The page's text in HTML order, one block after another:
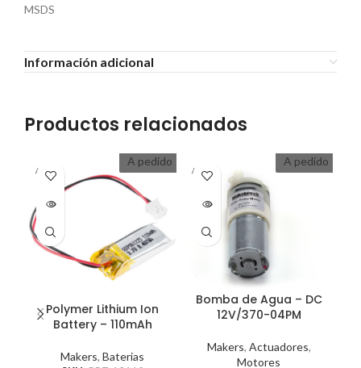
MSDS
Información adicional
Productos relacionados
A PEDI
DO
A pedido
Polymer Lithium Ion
Battery – 110mAh
Makers, Baterias
A PEDI
DO
A pedido
Bomba de Agua – DC
12V/370-04PM
Makers, Actuadores,
Motores